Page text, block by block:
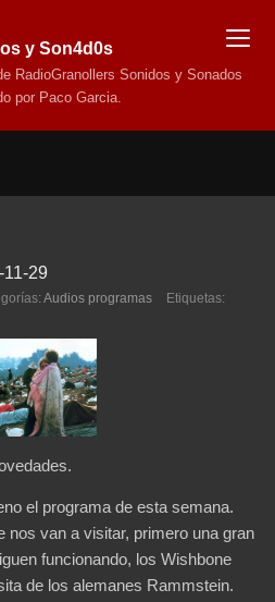
y Son4d0s
RadioGranollers Sonidos y Sonados
por Paco Garcia.
29
Audios programas
Etiquetas:
el programa de esta semana.
nos van a visitar, primero una gran
funcionando, los Wishbone
de los alemanes Rammstein.